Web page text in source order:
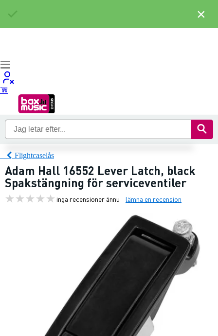
Flightcaselås
Adam Hall 16552 Lever Latch, black
Spakstängning för serviceventiler
inga recensioner ännu lämna en recension
×